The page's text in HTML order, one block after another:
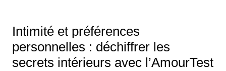
Intimité et préférences
personnelles : déchiffrer les
secrets intérieurs avec l’AmourTest